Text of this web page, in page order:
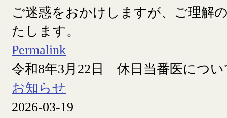
ご迷惑をおかけしますが、ご理解
たします。
Permalink
令和8年3月22日 休日当番医につい
お知らせ
2026-03-19